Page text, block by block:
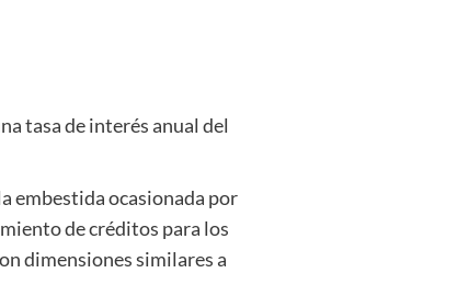
tasa de interés anual del
embestida ocasionada por
de créditos para los
dimensiones similares a